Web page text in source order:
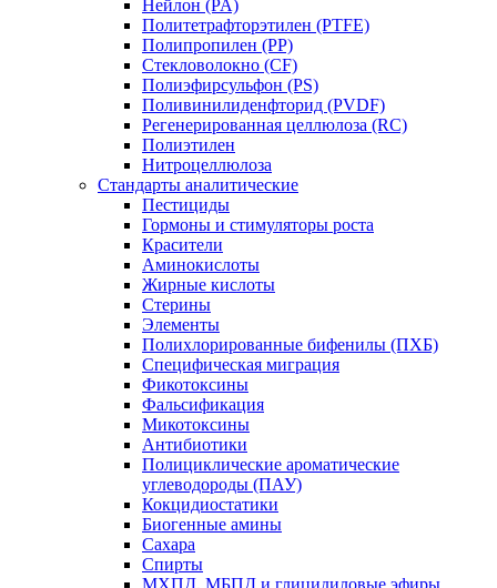
Нейлон (PA)
Политетрафторэтилен (PTFE)
Полипропилен (PP)
Стекловолокно (CF)
Полиэфирсульфон (PS)
Поливинилиденфторид (PVDF)
Регенерированная целлюлоза (RC)
Полиэтилен
Нитроцеллюлоза
Стандарты аналитические
Пестициды
Гормоны и стимуляторы роста
Красители
Аминокислоты
Жирные кислоты
Стерины
Элементы
Полихлорированные бифенилы (ПХБ)
Специфическая миграция
Фикотоксины
Фальсификация
Микотоксины
Антибиотики
Полициклические ароматические
углеводороды (ПАУ)
Кокцидиостатики
Биогенные амины
Сахара
Спирты
МХПД, МБПД и глицидиловые эфиры